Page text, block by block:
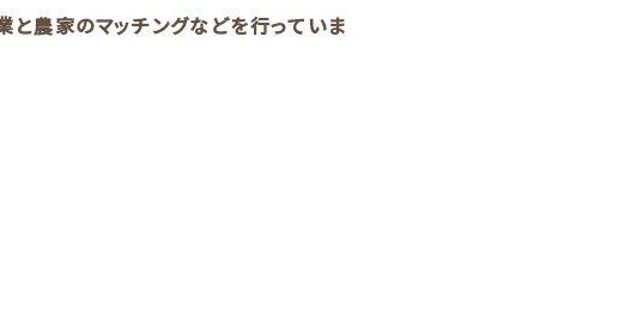
農家のマッチングなどを行っていま